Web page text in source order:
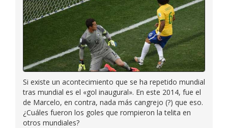
Si existe un acontecimiento que se ha repetido mundial
tras mundial es el «gol inaugural». En este 2014, fue el
de Marcelo, en contra, nada más cangrejo (?) que eso.
¿Cuáles fueron los goles que rompieron la telita en
otros mundiales?